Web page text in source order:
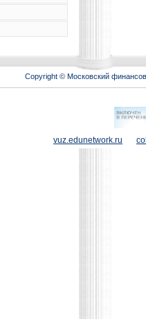
Copyright © Московский
vuz.edunetwork.ru